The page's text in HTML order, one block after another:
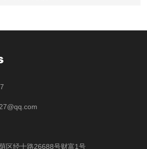
区经十路26688号财富1号